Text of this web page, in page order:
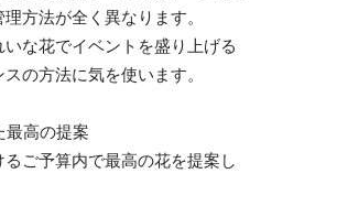
方法が全く異なります。
な花でイベントを盛り上げる
の方法に気を使います。
最高の提案
ご予算内で最高の花を提案し